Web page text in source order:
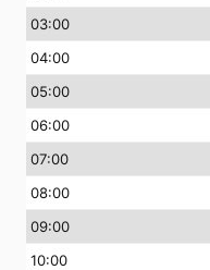
03:00
04:00
05:00
06:00
07:00
08:00
09:00
10:00